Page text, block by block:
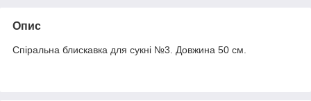
Опис
Спіральна блискавка для сукні №3. Довжина 50 см.